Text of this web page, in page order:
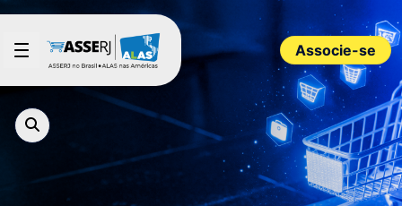
Pular para o Conteúdo principal
Associe-se